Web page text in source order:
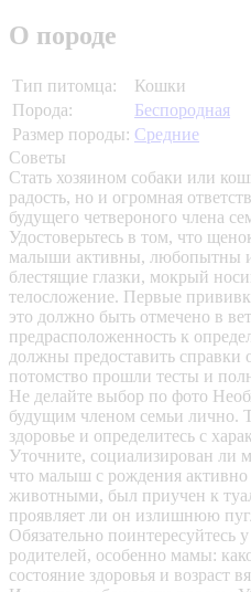
О породе
Тип питомца:
Кошки
Порода:
Беспородная
Размер породы: Средние
Советы
Стать хозяином собаки или
радость, но и огромная
будущего четвероного члена
Удостоверьтесь в том, что
малыши активны, любопытны
блестящие глазки, мокрый
телосложение. Первые
это должно быть отмечено в
предрасположенность к
должны предоставить справки
потомство прошли тесты и
Не делайте выбор по фото
будущим членом семьи лично.
здоровье и определитесь с
Уточните, социализирован ли
что малыш с рождения
животными, был приучен к
проявляет ли он излишнюю
Обязательно поинтересуйтесь
родителей, особенно мамы:
состояние здоровья и возраст